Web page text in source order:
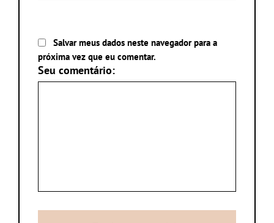
Salvar meus dados neste navegador para a
próxima vez que eu comentar.
Seu comentário: